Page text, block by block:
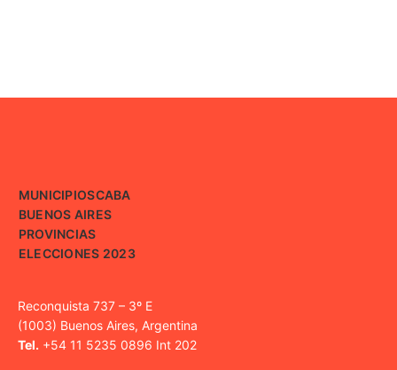
MUNICIPIOSCABA
BUENOS AIRES
PROVINCIAS
ELECCIONES 2023
Reconquista 737 – 3º E
(1003) Buenos Aires, Argentina
Tel. +54 11 5235 0896 Int 202